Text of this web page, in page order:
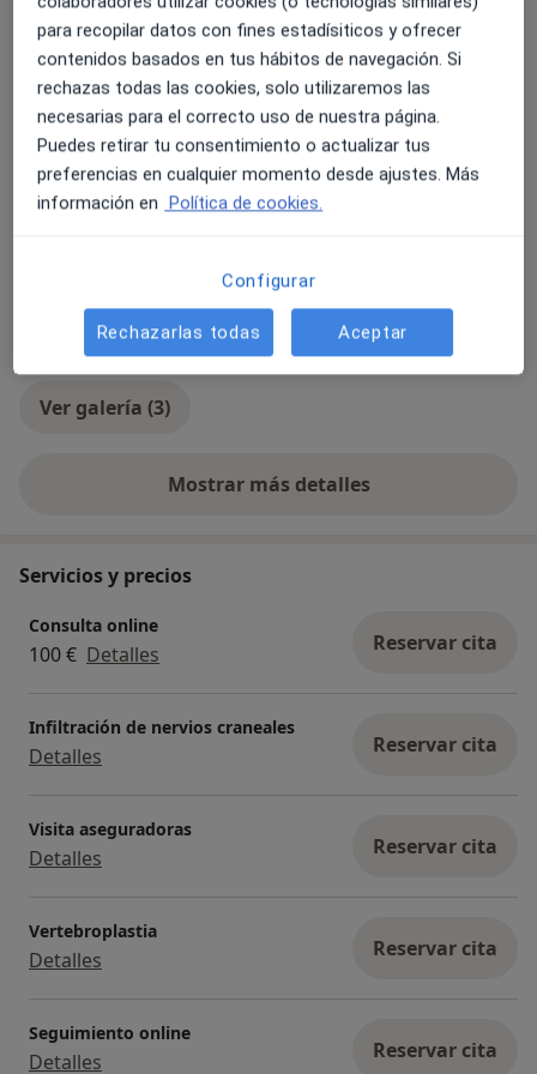
Niños (Solo en algunas direcciones)
Tipos de consulta
PresencialVer direcciones (3)
Videoconsulta Ver calendario online
Fotos y vídeos
Ver galería (3)
Mostrar más detalles
sobre la experiencia
Servicios y precios
Consulta online
100 € Detalles Reservar cita
Infiltración de nervios craneales
Detalles Reservar cita
Visita aseguradoras
Detalles Reservar cita
Vertebroplastia
Detalles Reservar cita
Seguimiento online
Detalles Reservar cita
para recopilar datos con fines estadísiticos y ofrecer
contenidos basados en tus hábitos de navegación. Si
rechazas todas las cookies, solo utilizaremos las
necesarias para el correcto uso de nuestra página.
Puedes retirar tu consentimiento o actualizar tus
preferencias en cualquier momento desde ajustes. Más
información en Política de cookies.
Configurar
Rechazarlas todas Aceptar